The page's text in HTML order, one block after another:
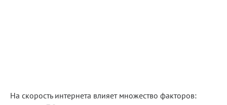
На скорость интернета влияет множество факторов: